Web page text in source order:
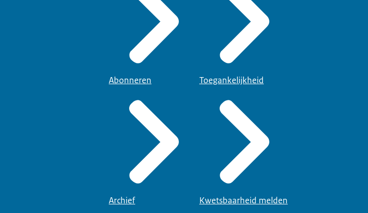
Abonneren
Archief
Toegankelijkheid
Kwetsbaarheid melden